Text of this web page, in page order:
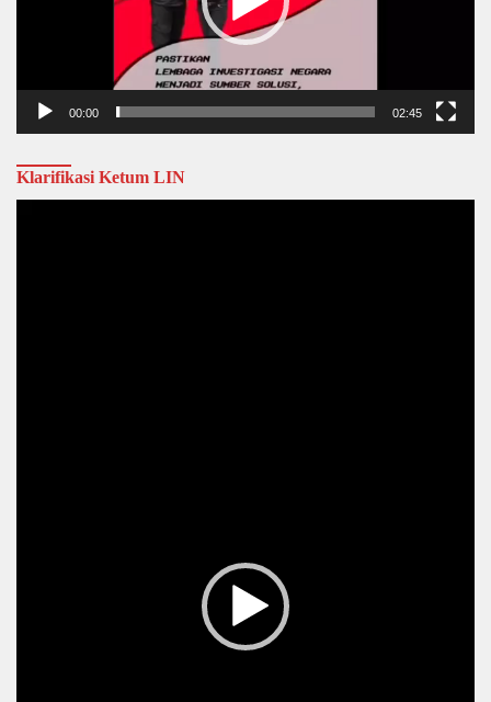
00:00 02:45
Klarifikasi Ketum LIN